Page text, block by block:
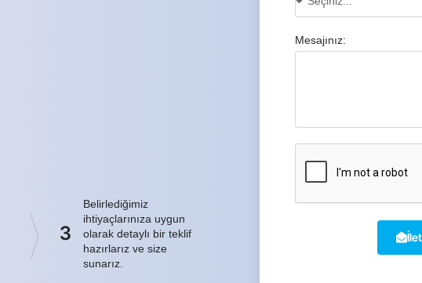
3
Belirlediğimiz
ihtiyaçlarınıza uygun
olarak detaylı bir teklif
hazırlarız ve size
sunarız.
Mesajınız: